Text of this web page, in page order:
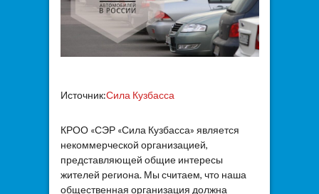
Источник:Сила Кузбасса
КРОО «СЭР «Сила Кузбасса» является
некоммерческой организацией,
представляющей общие интересы
жителей региона. Мы считаем, что наша
общественная организация должна